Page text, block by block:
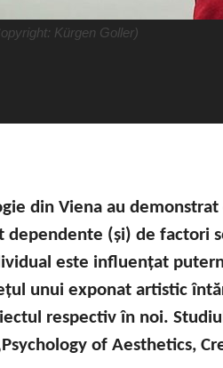
Kürgen Goller)
din Viena au
dependente (și) de factori
este influențat
unui exponat artistic
respectiv în noi.
of Aesthetics,